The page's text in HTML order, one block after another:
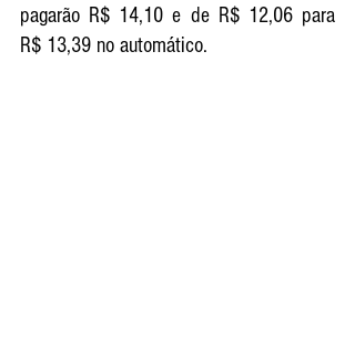
pagarão R$ 14,10 e de R$ 12,06 para
R$ 13,39 no automático.